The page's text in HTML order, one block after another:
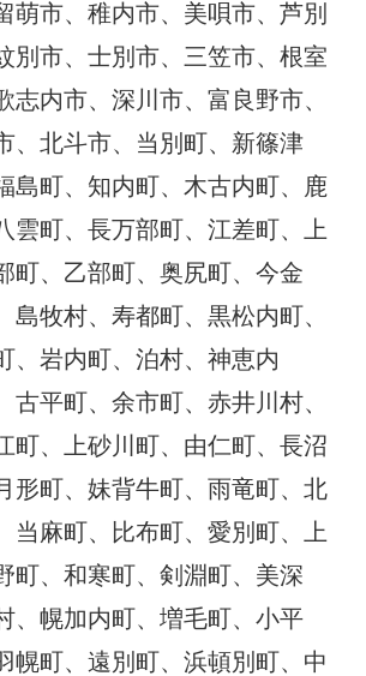
萌市、稚内市、美唄市、芦別
別市、士別市、三笠市、根室
志内市、深川市、富良野市、
、北斗市、当別町、新篠津
島町、知内町、木古内町、鹿
雲町、長万部町、江差町、上
町、乙部町、奥尻町、今金
島牧村、寿都町、黒松内町、
、岩内町、泊村、神恵内
古平町、余市町、赤井川村、
町、上砂川町、由仁町、長沼
形町、妹背牛町、雨竜町、北
当麻町、比布町、愛別町、上
町、和寒町、剣淵町、美深
、幌加内町、増毛町、小平
幌町、遠別町、浜頓別町、中